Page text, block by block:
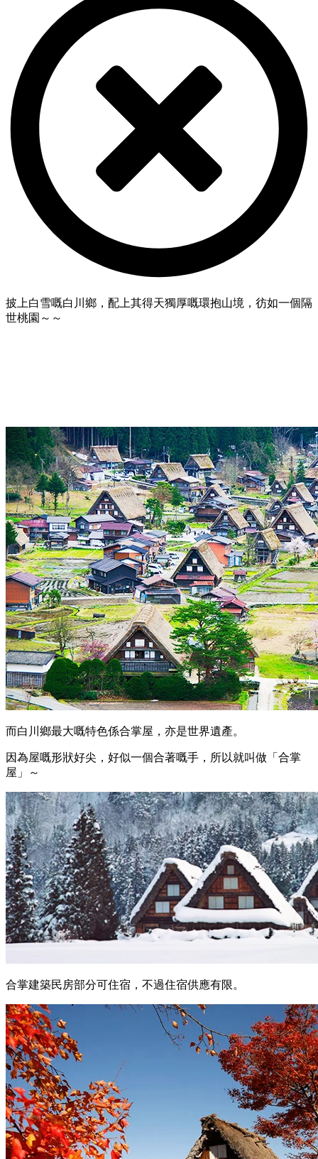
披上白雪嘅白川鄉，配上其得天獨厚嘅環抱山境，彷如一個隔
世桃園～～
而白川鄉最大嘅特色係合掌屋，亦是世界遺產。
因為屋嘅形狀好尖，好似一個合著嘅手，所以就叫做「合掌
屋」～
合掌建築民房部分可住宿，不過住宿供應有限。